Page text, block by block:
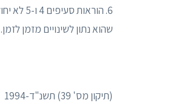
6.
שהוא נתון לשינויים מזמן לזמן.
(תיקון מס' 39) תשנ"ד-1994